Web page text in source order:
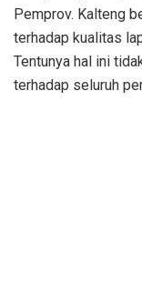
Pemprov. Kalteng
terhadap kualitas
Tentunya hal ini
terhadap seluruh